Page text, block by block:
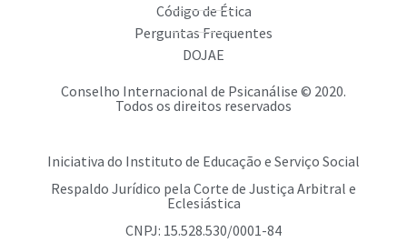
Código de Ética
Perguntas Frequentes
DOJAE
Conselho Internacional de Psicanálise © 2020.
Todos os direitos reservados
Iniciativa do Instituto de Educação e Serviço Social
Respaldo Jurídico pela Corte de Justiça Arbitral e
Eclesiástica
CNPJ: 15.528.530/0001-84